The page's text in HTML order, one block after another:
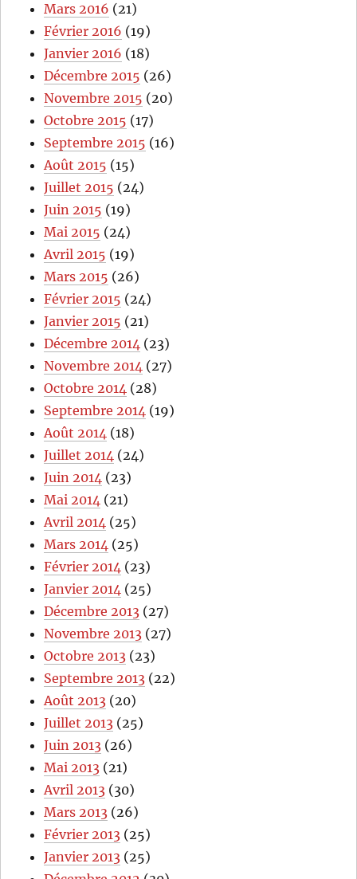
Mars 2016 (21)
Février 2016 (19)
Janvier 2016 (18)
Décembre 2015 (26)
Novembre 2015 (20)
Octobre 2015 (17)
Septembre 2015 (16)
Août 2015 (15)
Juillet 2015 (24)
Juin 2015 (19)
Mai 2015 (24)
Avril 2015 (19)
Mars 2015 (26)
Février 2015 (24)
Janvier 2015 (21)
Décembre 2014 (23)
Novembre 2014 (27)
Octobre 2014 (28)
Septembre 2014 (19)
Août 2014 (18)
Juillet 2014 (24)
Juin 2014 (23)
Mai 2014 (21)
Avril 2014 (25)
Mars 2014 (25)
Février 2014 (23)
Janvier 2014 (25)
Décembre 2013 (27)
Novembre 2013 (27)
Octobre 2013 (23)
Septembre 2013 (22)
Août 2013 (20)
Juillet 2013 (25)
Juin 2013 (26)
Mai 2013 (21)
Avril 2013 (30)
Mars 2013 (26)
Février 2013 (25)
Janvier 2013 (25)